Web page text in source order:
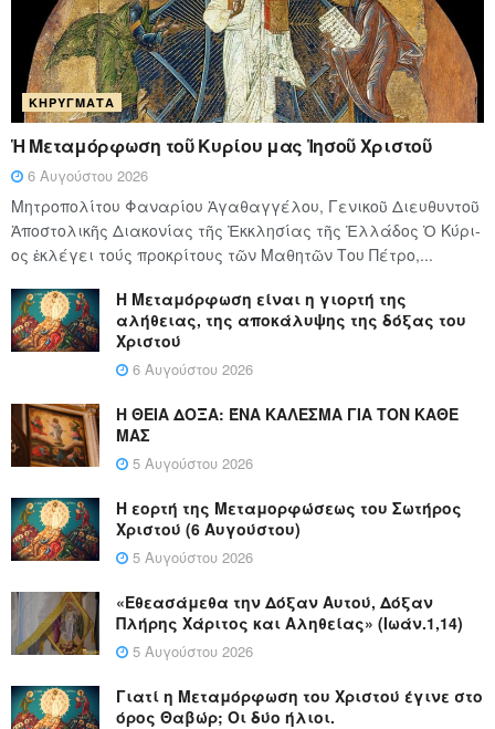
ΚΗΡΎΓΜΑΤΑ
Ἡ Μεταμόρφωση τοῦ Κυρίου μας Ἰησοῦ Χριστοῦ
6 Αυγούστου 2026
Μητροπολίτου Φαναρίου Ἀγαθαγγέλου, Γενικοῦ Διευθυντοῦ
Ἀποστολικῆς Διακονίας τῆς Ἐκκλησίας τῆς Ἑλλάδος Ὁ Κύ­ρι­
ος ἐκλέγει τούς προ­κρί­τους τῶν Μα­θη­τῶν Του Πέ­τρο,...
Η Μεταμόρφωση είναι η γιορτή της
αλήθειας, της αποκάλυψης της δόξας του
Χριστού
6 Αυγούστου 2026
Η ΘΕΙΑ ΔΟΞΑ: ΈΝΑ ΚΑΛΕΣΜΑ ΓΙΑ ΤΟΝ ΚΑΘΕ
ΜΑΣ
5 Αυγούστου 2026
Η εορτή της Μεταμορφώσεως του Σωτήρος
Χριστού (6 Αυγούστου)
5 Αυγούστου 2026
«Εθεασάμεθα την Δόξαν Αυτού, Δόξαν
Πλήρης Χάριτος και Αληθείας» (Ιωάν.1,14)
5 Αυγούστου 2026
Γιατί η Μεταμόρφωση του Χριστού έγινε στο
όρος Θαβώρ; Οι δύο ήλιοι.